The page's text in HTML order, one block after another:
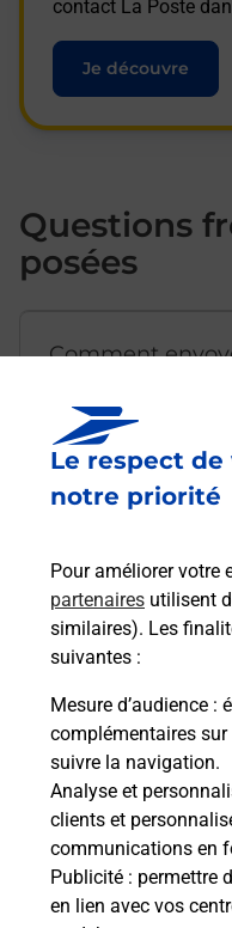
Le respect
notre priorité
Pour améliorer votre
partenaires utilisent
similaires). Les
suivantes :
Mesure d’audience :
complémentaires
suivre la navigation.
Analyse et
clients et
communications en
Publicité : permettre
en lien avec vos
contact La Poste
Je découvre
Questions
posées
Comment
Est-il possible
emballage
Comment
modification de
Comment La
à votre sécurité
Puis-je passer
avec La Poste